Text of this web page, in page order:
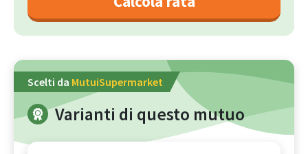
Scelti da MutuiSupermarket
Varianti di questo mutuo